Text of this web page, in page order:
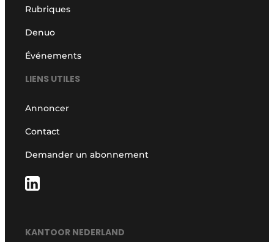
Rubriques
Denuo
Événements
LIENS UTILES
Annoncer
Contact
Demander un abonnement
KANTOOR NEDERLAND